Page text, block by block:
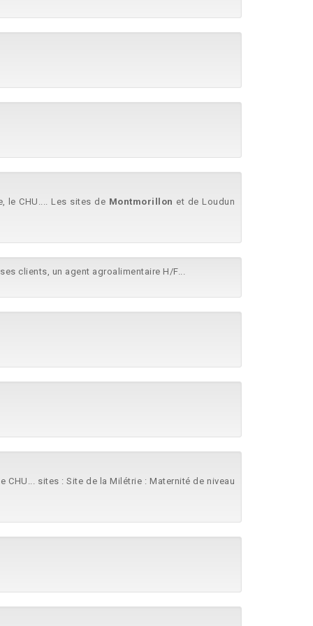
le CHU.... Les sites de Montmorillon et de Loudun
clients, un agent agroalimentaire H/F...
sites : Site de la Milétrie : Maternité de niveau